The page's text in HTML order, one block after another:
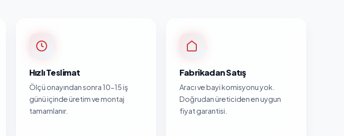
Hızlı Teslimat
Ölçü onayından sonra 10-15 iş
günü içinde üretim ve montaj
tamamlanır.
Fabrikadan Satış
Aracı ve bayi komisyonu yok.
Doğrudan üreticiden en uygun
fiyat garantisi.